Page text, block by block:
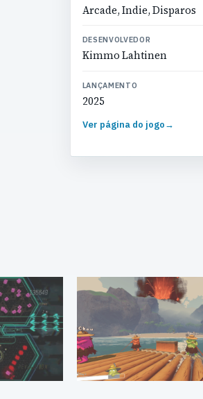
Arcade, Indie, Disparos
DESENVOLVEDOR
Kimmo Lahtinen
LANÇAMENTO
2025
Ver página do jogo→